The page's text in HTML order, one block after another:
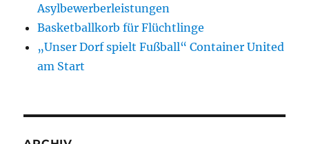
Asylbewerberleistungen
Basketballkorb für Flüchtlinge
„Unser Dorf spielt Fußball“ Container United
am Start